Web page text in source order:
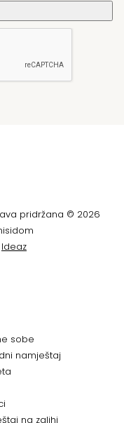
pridržana © 2026
Ideaz
sobe
namještaj
na zalihi